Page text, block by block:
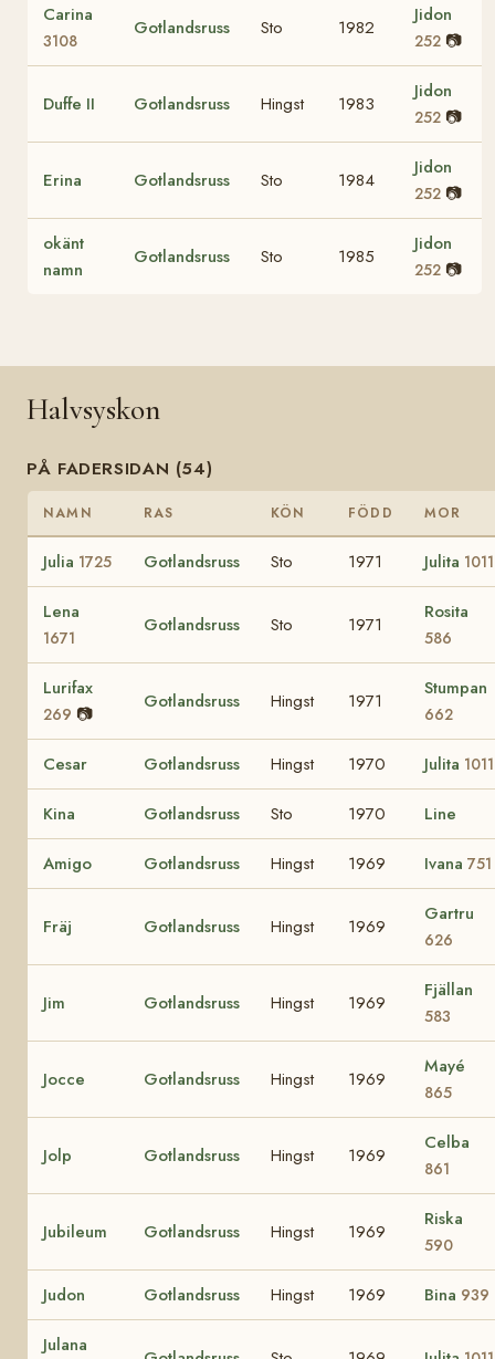
Carina
3108
Gotlandsruss Sto 1982
Jidon
252 📷
Duffe II Gotlandsruss Hingst 1983
Jidon
252 📷
Erina Gotlandsruss Sto 1984
Jidon
252 📷
okänt
namn
Gotlandsruss Sto 1985
Jidon
252 📷
Halvsyskon
PÅ FADERSIDAN (54)
NAMN RAS KÖN FÖDD MOR
Julia 1725 Gotlandsruss Sto 1971 Julita 1011
Lena
1671
Gotlandsruss Sto 1971
Rosita
586
Lurifax
269 📷
Gotlandsruss Hingst 1971
Stumpan
662
Cesar Gotlandsruss Hingst 1970 Julita 1011
Kina Gotlandsruss Sto 1970 Line
Amigo Gotlandsruss Hingst 1969 Ivana 751
Fräj Gotlandsruss Hingst 1969
Gartru
626
Jim Gotlandsruss Hingst 1969
Fjällan
583
Jocce Gotlandsruss Hingst 1969
Mayé
865
Jolp Gotlandsruss Hingst 1969
Celba
861
Jubileum Gotlandsruss Hingst 1969
Riska
590
Judon Gotlandsruss Hingst 1969 Bina 939
Julana